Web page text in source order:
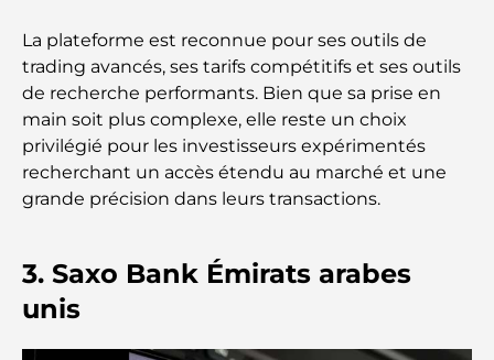
extérieurs
Les meilleures entreprises de déménagement à
Dubaï : un guide complet
Palm Jebel Ali contre Palm Jumeirah : une
comparaison claire pour les acheteurs immobiliers
Découvrez Moon Island Dubai : votre guide ultime
À la découverte des sites historiques de Dubaï : un
La plateforme est reconnue pour ses outils de
trading avancés, ses tarifs compétitifs et ses outils
de recherche performants. Bien que sa prise en
main soit plus complexe, elle reste un choix
privilégié pour les investisseurs expérimentés
recherchant un accès étendu au marché et une
grande précision dans leurs transactions.
3. Saxo Bank Émirats arabes
unis